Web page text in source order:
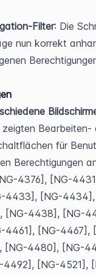
Filter: Die
nun korrekt
zeigten Bearbeiten-
für
Berechtigungen
4376], [NG-
4433], [NG-
[NG-4438], [NG-
4461], [NG-4467],
[NG-4480], [NG-
4492], [NG-4521],